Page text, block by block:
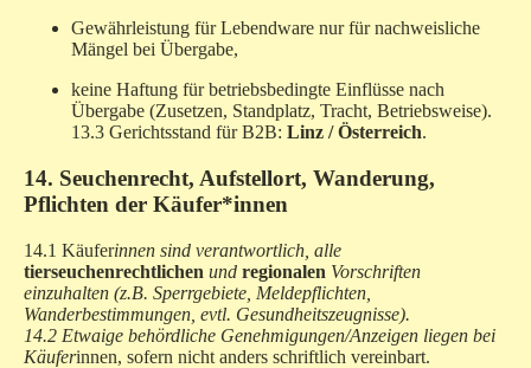
Gewährleistung für Lebendware nur für nachweisliche
Mängel bei Übergabe,
keine Haftung für betriebsbedingte Einflüsse nach
Übergabe (Zusetzen, Standplatz, Tracht, Betriebsweise).
13.3 Gerichtsstand für B2B: Linz / Österreich.
14. Seuchenrecht, Aufstellort, Wanderung,
Pflichten der Käufer*innen
14.1 Käuferinnen sind verantwortlich, alle
tierseuchenrechtlichen und regionalen Vorschriften
einzuhalten (z.B. Sperrgebiete, Meldepflichten,
Wanderbestimmungen, evtl. Gesundheitszeugnisse).
14.2 Etwaige behördliche Genehmigungen/Anzeigen liegen bei
Käuferinnen, sofern nicht anders schriftlich vereinbart.